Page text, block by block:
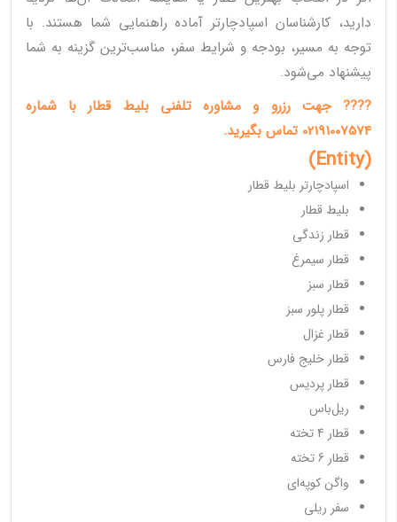
دارید، کارشناسان اسپادچارتر آماده راهنمایی شما هستند. با
توجه به مسیر، بودجه و شرایط سفر، مناسب‌ترین گزینه به شما
پیشنهاد می‌شود.
???? جهت رزرو و مشاوره تلفنی بلیط قطار با شماره
02191007574 تماس بگیرید.
(Entity)
اسپادچارتر بلیط قطار
بلیط قطار
قطار زندگی
قطار سیمرغ
قطار سبز
قطار پلور سبز
قطار غزال
قطار خلیج فارس
قطار پردیس
ریل‌باس
قطار 4 تخته
قطار 6 تخته
واگن کوپه‌ای
سفر ریلی